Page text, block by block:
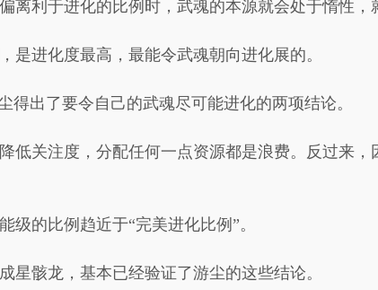
离利于进化的比例时，武魂的本源就会处于惰性，
是进化度最高，最能令武魂朝向进化展的。
得出了要令自己的武魂尽可能进化的两项结论。
低关注度，分配任何一点资源都是浪费。反过来
级的比例趋近于“完美进化比例”。
星骸龙，基本已经验证了游尘的这些结论。